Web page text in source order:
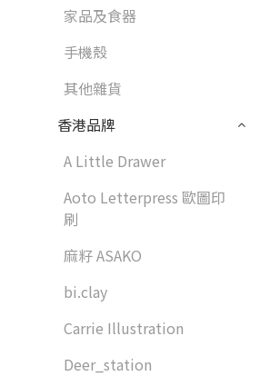
家品及食器
手機殼
其他雜貨
香港品牌
A Little Drawer
Aoto Letterpress 歐圖印
刷
麻籽 ASAKO
bi.clay
Carrie Illustration
Deer_station